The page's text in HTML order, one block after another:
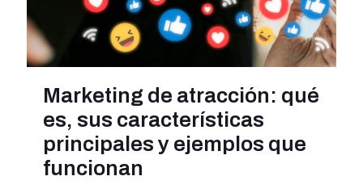
Marketing de atracción: qué
es, sus características
principales y ejemplos que
funcionan